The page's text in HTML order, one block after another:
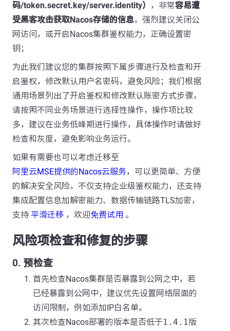
码/token.secret.key/server.identity）
，非常容易遭
受黑客攻击获取Nacos存储的信息，强烈建议关闭公
网访问，或开启Nacos集群鉴权能力，正确设置密
钥；
为此我们建议您的集群按照下属步骤进行及检查和开
启鉴权，修改默认用户名密码，避免风险；我们根据
通用场景列出了开启鉴权和修改默认账密方式步骤，
请按照不同业务场景进行选择性操作，操作项比较
多，建议在业务低峰期进行操作，具体操作时请做好
检查和灰度，避免影响业务运行。
如果有需要也可以考虑迁移至
阿里云MSE提供的Nacos云服务，可以更简单、方便
的解决安全风险，不仅支持企业级鉴权能力，还支持
集成配置信息加解密能力、数据传输链路TLS加密，
支持 平滑迁移 ，欢迎免费试用 。
风险项检查和修复的步骤
0. 预检查
首先检查Nacos集群是否暴露到公网之中，若
已经暴露到公网中，建议优先设置网络层面的
访问限制，例如添加IP白名单。
其次检查Nacos部署的版本是否低于1.4.1版